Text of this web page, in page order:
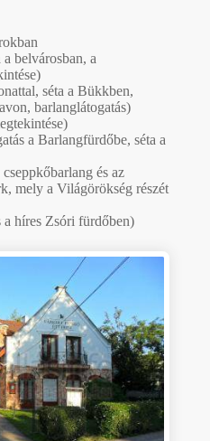
belvárosban, a
séta a Bükkben,
barlanglátogatás)
a Barlangfürdőbe, séta a
és az
mely a Világörökség részét
híres Zsóri fürdőben)